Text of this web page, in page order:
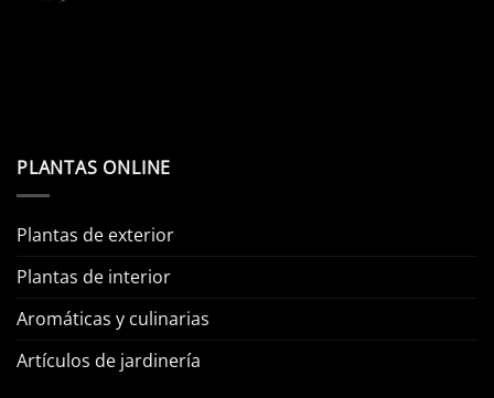
PLANTAS ONLINE
Plantas de exterior
Plantas de interior
Aromáticas y culinarias
Artículos de jardinería